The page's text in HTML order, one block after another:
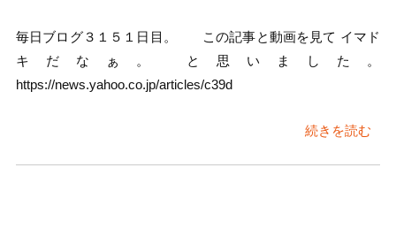
毎日ブログ３１５１日目。 この記事と動画を見て イマド
キだなぁ。 と思いました。
https://news.yahoo.co.jp/articles/c39d
続きを読む